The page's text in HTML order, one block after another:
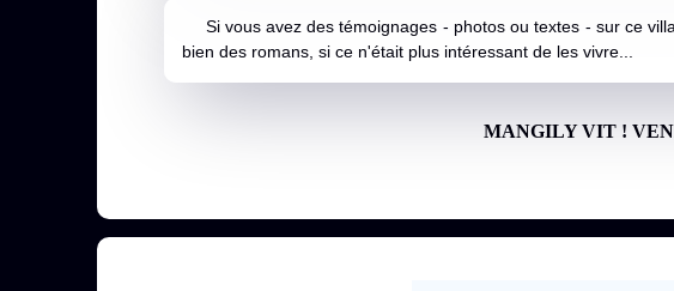
Si vous avez des témoignages - photos ou textes - sur ce
bien des romans, si ce n'était plus intéressant de les vivre...
MANGILY VIT !